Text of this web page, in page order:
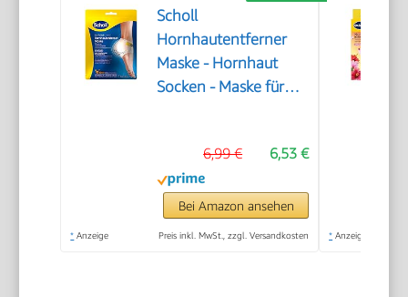
Scholl
Hornhautentferner
Maske - Hornhaut
Socken - Maske für
6,53 €
6,99 €
Bei Amazon ansehen
* Anzeige Preis inkl. MwSt., zzgl. Versandkosten * Anzeige